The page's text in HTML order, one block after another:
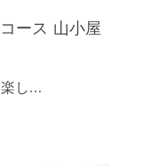
ース 山小屋
楽し…